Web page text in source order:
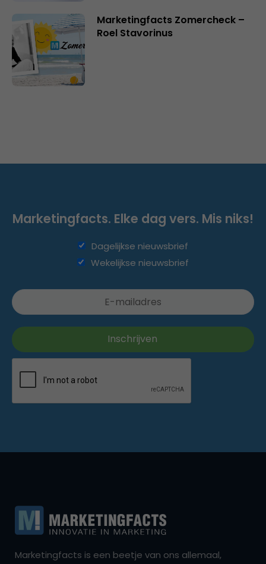
Marketingfacts Zomercheck –
Roel Stavorinus
Marketingfacts. Elke dag vers. Mis niks!
Dagelijkse nieuwsbrief
Wekelijkse nieuwsbrief
Marketingfacts is een beetje van ons allemaal,